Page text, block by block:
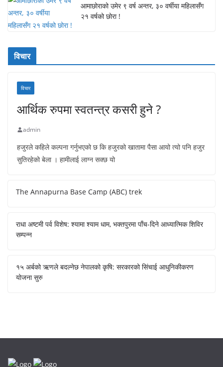
आमाछोराको उमेर ९ वर्ष अन्तर, ३० वर्षीया महिलासँग
२१ वर्षको छोरा !
विचार
विचार
आर्थिक रुपमा स्वतन्त्र कसरी हुने ?
admin
हजुरले कहिले कल्पना गर्नुभएको छ कि हजुरको खातामा पैसा आयो त्यो पनि हजुर
सुतिरहेको बेला । हामीलाई लाग्न सक्छ यो
The Annapurna Base Camp (ABC) trek
राधा अष्टमी पर्व विशेष: श्यामा श्याम धाम, भक्तपुरमा पाँच-दिने आध्यात्मिक शिविर
सम्पन्न
१५ अर्बको ऋणले बदल्नेछ नेपालको कृषि: सरकारको सिंचाई आधुनिकीकरण
योजना सुरु